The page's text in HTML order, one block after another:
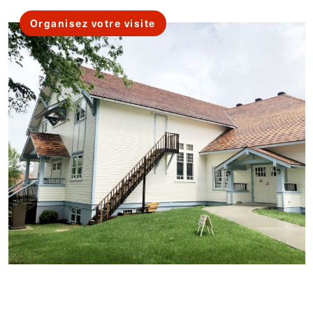
Organisez votre visite